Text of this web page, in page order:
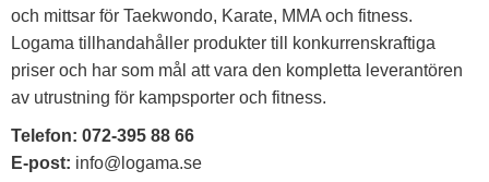
och mittsar för Taekwondo, Karate, MMA och fitness.
Logama tillhandahåller produkter till konkurrenskraftiga
priser och har som mål att vara den kompletta leverantören
av utrustning för kampsporter och fitness.
Telefon: 072-395 88 66
E-post: info@logama.se